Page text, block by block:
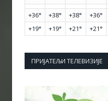
+36° +38° +38° +36°
+19° +19° +21° +21°
ПРИЈАТЕЉИ ТЕЛЕВИЗИЈЕ